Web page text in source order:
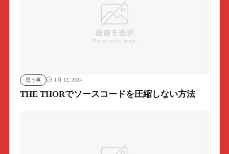
思う事 1月 12, 2024
THE THORでソースコードを圧縮しない方法